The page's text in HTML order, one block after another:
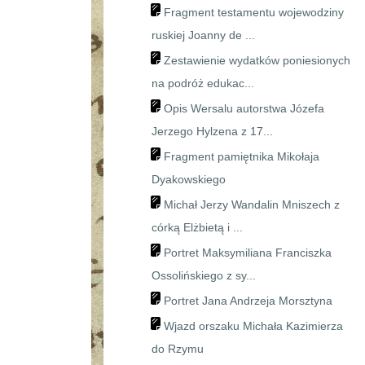
Fragment testamentu wojewodziny
ruskiej Joanny de ...
Zestawienie wydatków poniesionych
na podróż edukac...
Opis Wersalu autorstwa Józefa
Jerzego Hylzena z 17...
Fragment pamiętnika Mikołaja
Dyakowskiego
Michał Jerzy Wandalin Mniszech z
córką Elżbietą i ...
Portret Maksymiliana Franciszka
Ossolińskiego z sy...
Portret Jana Andrzeja Morsztyna
Wjazd orszaku Michała Kazimierza
do Rzymu